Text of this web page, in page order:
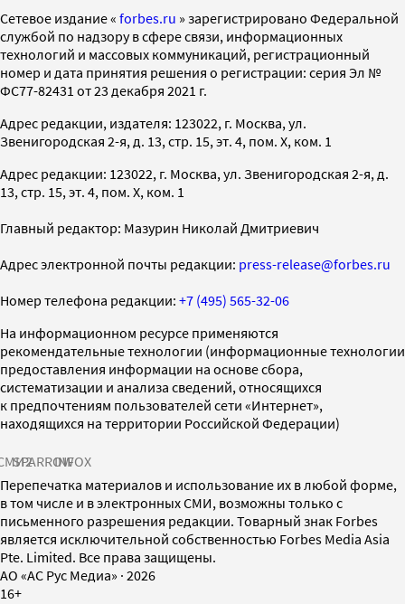
Cетевое издание « forbes.ru » зарегистрировано Федеральной
службой по надзору в сфере связи, информационных
технологий и массовых коммуникаций, регистрационный
номер и дата принятия решения о регистрации: серия Эл №
ФС77-82431 от 23 декабря 2021 г.
Адрес редакции, издателя: 123022, г. Москва, ул.
Звенигородская 2-я, д. 13, стр. 15, эт. 4, пом. X, ком. 1
Адрес редакции: 123022, г. Москва, ул. Звенигородская 2-я, д.
13, стр. 15, эт. 4, пом. X, ком. 1
Главный редактор: Мазурин Николай Дмитриевич
Адрес электронной почты редакции: press-release@forbes.ru
Номер телефона редакции: +7 (495) 565-32-06
На информационном ресурсе применяются
рекомендательные технологии (информационные технологии
предоставления информации на основе сбора,
систематизации и анализа сведений, относящихся
к предпочтениям пользователей сети «Интернет»,
находящихся на территории Российской Федерации)
SPARROWINFOX
Перепечатка материалов и использование их в любой форме,
в том числе и в электронных СМИ, возможны только с
письменного разрешения редакции. Товарный знак Forbes
является исключительной собственностью Forbes Media Asia
Pte. Limited. Все права защищены.
AO «АС Рус Медиа» · 2026
16+